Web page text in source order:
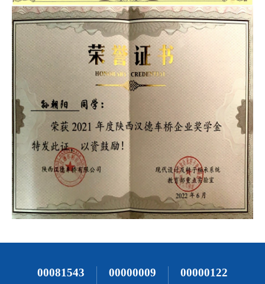
00081543 00000009 00000122